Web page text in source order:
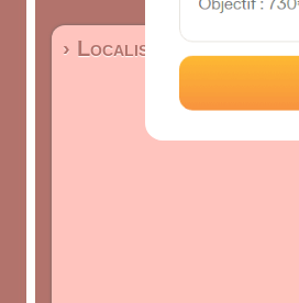
› Localisation du fronton